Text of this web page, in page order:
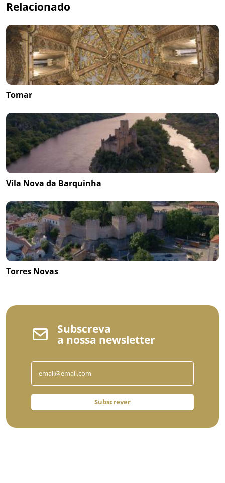
Relacionado
Tomar
Vila Nova da Barquinha
Torres Novas
Subscreva
a nossa newsletter
Subscrever